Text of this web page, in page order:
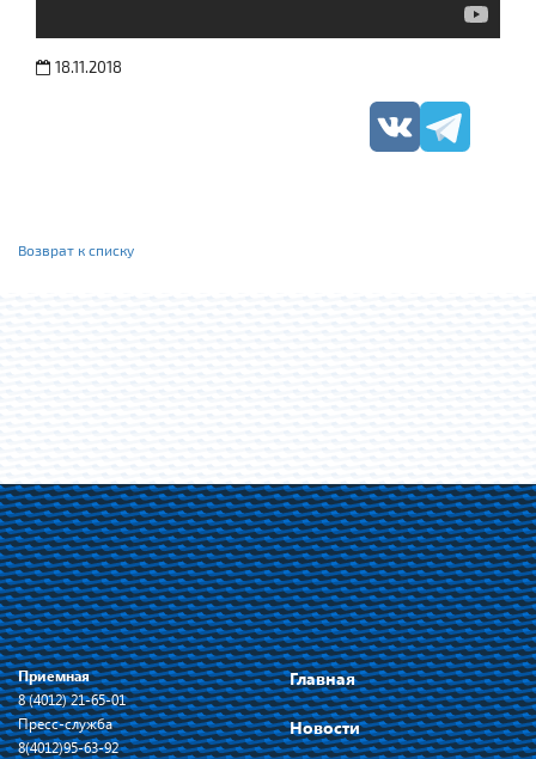
18.11.2018
Возврат к списку
Приемная
8 (4012) 21-65-01
Пресс-служба
8(4012)95-63-92
Главная
Новости